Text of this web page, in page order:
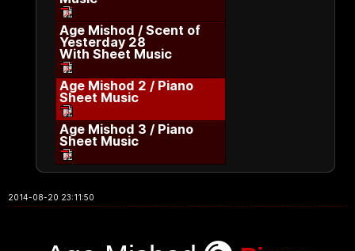
Age Mishod / Scent of
Yesterday 28
With Sheet Music
Age Mishod 2 / Piano
Sheet Music
Age Mishod 3 / Piano
Sheet Music
2014-08-20 23:11:50